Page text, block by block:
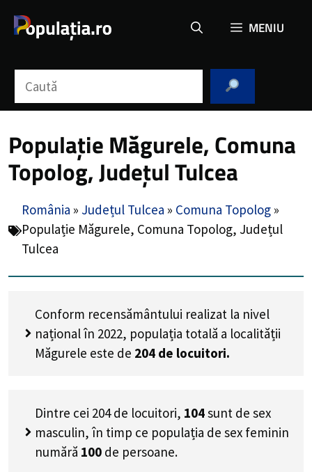
MENIU
Populație Măgurele, Comuna
Topolog, Județul Tulcea
România » Județul Tulcea » Comuna Topolog »
Populație Măgurele, Comuna Topolog, Județul
Tulcea
Conform recensământului realizat la nivel
național în 2022, populația totală a localității
Măgurele este de 204 de locuitori.
Dintre cei 204 de locuitori, 104sunt de sex
masculin, în timp ce populația de sex feminin
numără 100 de persoane.